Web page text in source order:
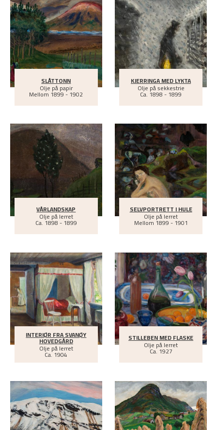
SLÅTTONN
Olje på papir
Mellom1899 - 1902
KJERRINGA MED LYKTA
Olje på sekkestrie
Ca.1898 - 1899
VÅRLANDSKAP
Olje på lerret
Ca.1898 - 1899
SELVPORTRETT I HULE
Olje på lerret
Mellom 1899 - 1901
INTERIØR FRA SVANØY
HOVEDGÅRD
Olje på lerret
Ca.1904
STILLEBEN MED FLASKE
Olje på lerret
Ca. 1927